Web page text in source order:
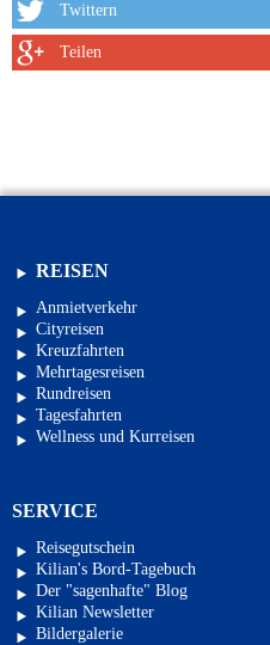
Twittern
Teilen
REISEN
Anmietverkehr
Cityreisen
Kreuzfahrten
Mehrtagesreisen
Rundreisen
Tagesfahrten
Wellness und Kurreisen
SERVICE
Reisegutschein
Kilian's Bord-Tagebuch
Der "sagenhafte" Blog
Kilian Newsletter
Bildergalerie